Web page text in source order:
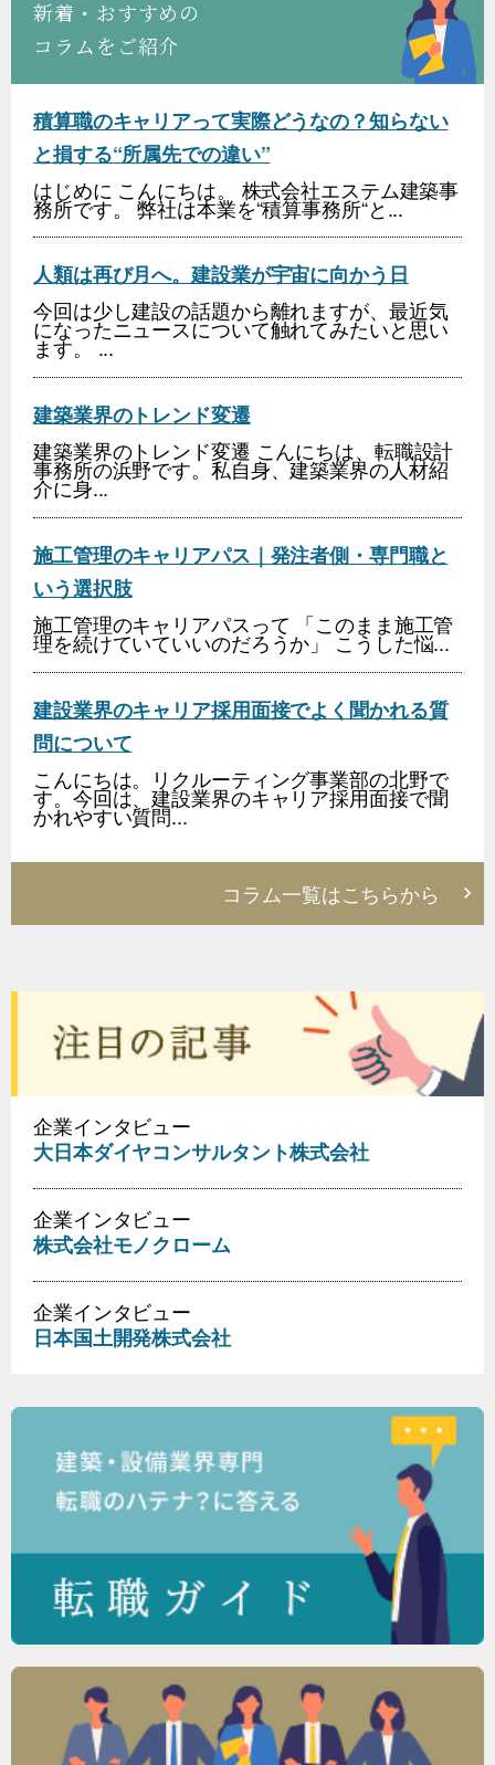
新着・おすすめの
コラムをご紹介
積算職のキャリアって実際どうなの？知らない
と損する“所属先での違い”
はじめに こんにちは。 株式会社エステム建築事
務所です。 弊社は本業を“積算事務所“と...
人類は再び月へ。建設業が宇宙に向かう日
今回は少し建設の話題から離れますが、最近気
になったニュースについて触れてみたいと思い
ます。 ...
建築業界のトレンド変遷
建築業界のトレンド変遷 こんにちは、転職設計
事務所の浜野です。私自身、建築業界の人材紹
介に身...
施工管理のキャリアパス｜発注者側・専門職と
いう選択肢
施工管理のキャリアパスって 「このまま施工管
理を続けていていいのだろうか」 こうした悩...
建設業界のキャリア採用面接でよく聞かれる質
問について
こんにちは。リクルーティング事業部の北野で
す。今回は、建設業界のキャリア採用面接で聞
かれやすい質問...
コラム一覧はこちらから
企業インタビュー
大日本ダイヤコンサルタント株式会社
企業インタビュー
株式会社モノクローム
企業インタビュー
日本国土開発株式会社